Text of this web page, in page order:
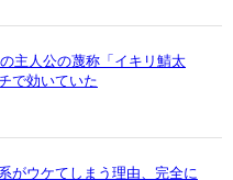
主人公の蔑称「イキリ鯖太
で効いていた
がウケてしまう理由、完全に